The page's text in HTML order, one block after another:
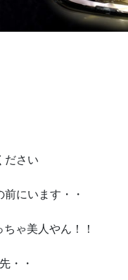
ださい
にいます・・
ゃ美人やん！！
・・